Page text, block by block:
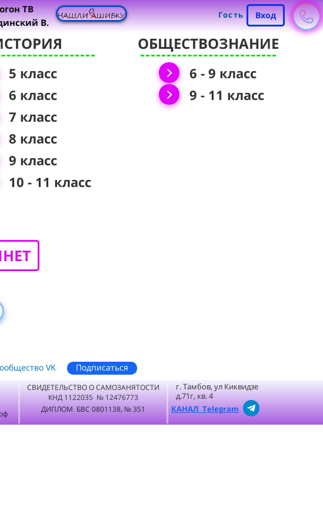
ТВ
В.
Гость Вход
5 класс
6 класс
7 класс
8 класс
9 класс
10 - 11 класс
ОБЩЕСТВОЗНАНИЕ
6 - 9 класс
9 - 11 класс
VK Подписаться
СВИДЕТЕЛЬСТВО О САМОЗАНЯТОСТИ
КНД 1122035 № 12476773
ДИПЛОМ БВС 0801138, № 351
г. Тамбов, ул Киквидзе
д.71г, кв. 4
КАНАЛ Telegram